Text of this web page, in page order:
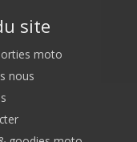
site
moto
nous